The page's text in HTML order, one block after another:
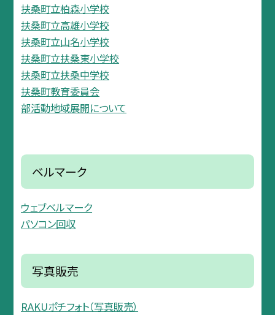
扶桑町立柏森小学校
扶桑町立高雄小学校
扶桑町立山名小学校
扶桑町立扶桑東小学校
扶桑町立扶桑中学校
扶桑町教育委員会
部活動地域展開について
ベルマーク
ウェブベルマーク
パソコン回収
写真販売
RAKUポチフォト（写真販売）